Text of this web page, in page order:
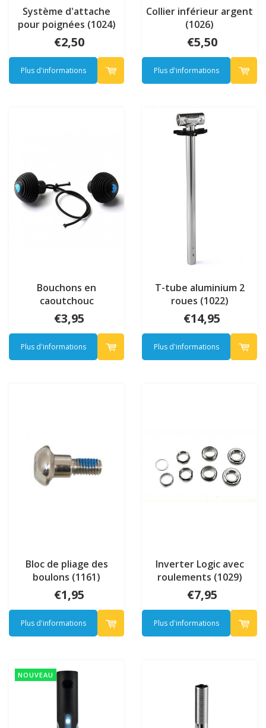
Système d'attache
pour poignées (1024)
€2,50
Plus d'informations
Collier inférieur argent
(1026)
€5,50
Plus d'informations
Bouchons en
caoutchouc
trottinette à 2 roues
(1017)
€3,95
Plus d'informations
T-tube aluminium 2
roues (1022)
€14,95
Plus d'informations
Bloc de pliage des
boulons (1161)
€1,95
Plus d'informations
Inverter Logic avec
roulements (1029)
€7,95
Plus d'informations
NOUVEAU